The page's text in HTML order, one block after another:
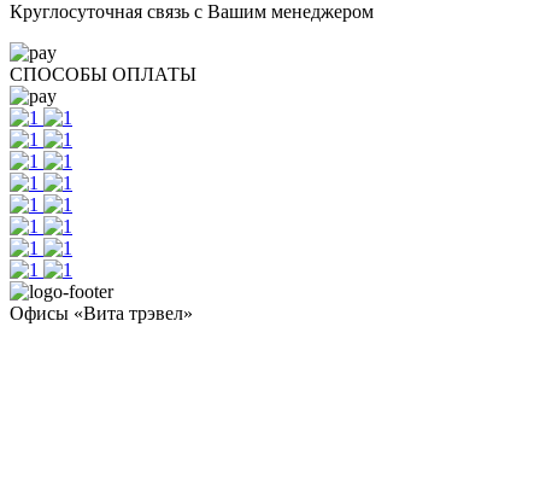
Круглосуточная связь с Вашим менеджером
СПОСОБЫ ОПЛАТЫ
Офисы «Вита трэвел»